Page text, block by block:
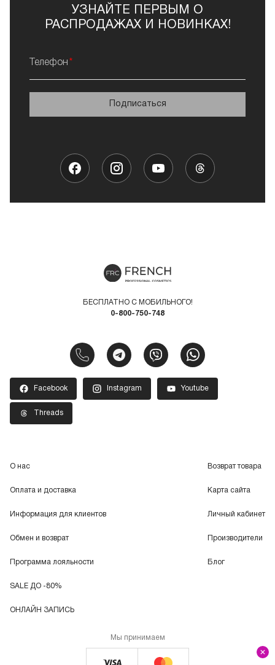
УЗНАЙТЕ ПЕРВЫМ О
РАСПРОДАЖАХ И НОВИНКАХ!
Телефон
Подписаться
БЕСПЛАТНО С МОБИЛЬНОГО!
0-800-750-748
Facebook Instagram Youtube
Threads
О нас
Оплата и доставка
Информация для клиентов
Обмен и возврат
Программа лояльности
SALE ДО -80%
ОНЛАЙН ЗАПИСЬ
Возврат товара
Карта сайта
Личный кабинет
Производители
Блог
Мы принимаем